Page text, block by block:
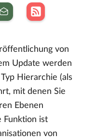
von
Update werden
Hierarchie (als
mit denen Sie
Ebenen
Funktion ist
von